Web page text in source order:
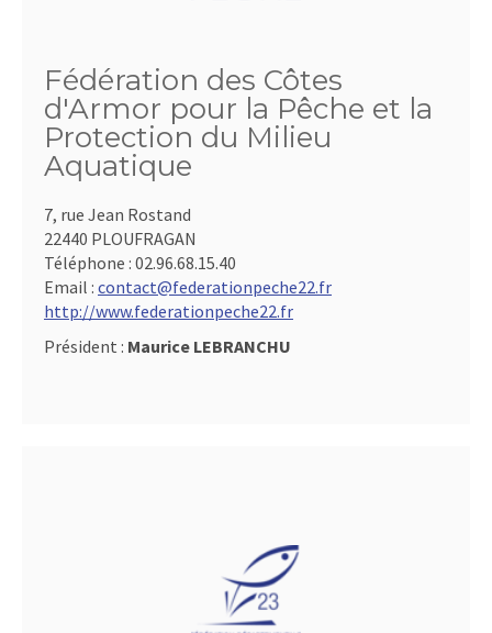
Fédération des Côtes
d'Armor pour la Pêche et la
Protection du Milieu
Aquatique
7, rue Jean Rostand
22440 PLOUFRAGAN
Téléphone : 02.96.68.15.40
Email : contact@federationpeche22.fr
http://www.federationpeche22.fr
Président : Maurice LEBRANCHU